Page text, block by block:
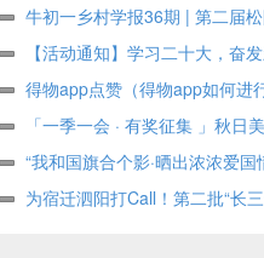
牛初一乡村学报36期 | 第二届
众投票进行中
【活动通知】学习二十大，
术作品展投票评选
得物app点赞（得物app如何进
「一季一会 · 有奖征集 」秋日
“我和国旗合个影·晒出浓浓爱国
为宿迁泗阳打Call！第二批“长